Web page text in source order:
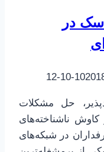
در
2018-10-
حل مشکلات
ناشناخته‌های
در شبکه‌های